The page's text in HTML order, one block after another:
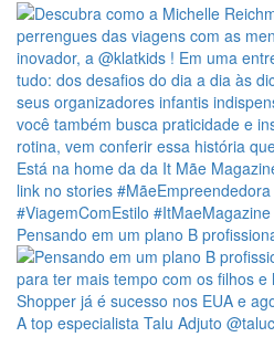
Pensando em um plano B